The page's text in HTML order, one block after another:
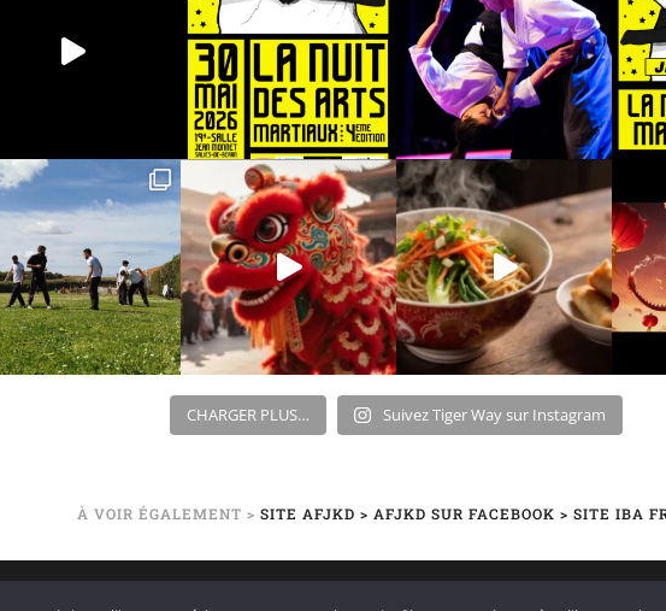
CHARGER PLUS… Suivez Tiger Way sur Instagram
À VOIR ÉGALEMENT > SITE AFJKD > AFJKD SUR FACEBOOK > SITE IBA